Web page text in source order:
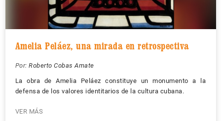
Amelia Peláez, una mirada en retrospectiva
Por: Roberto Cobas Amate
La obra de Amelia Peláez constituye un monumento a la
defensa de los valores identitarios de la cultura cubana.
VER MÁS